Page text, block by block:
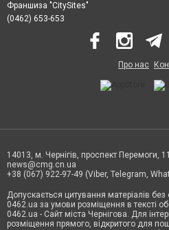
Франшиза "CitySites"
(0462) 653-653
Про нас
14013, м. Чернігів, проспект Перемоги,
news@cmg.cn.ua
+38 (067) 922-97-49 (Viber, Telegram,
Допускається цитування матеріалів
0462.ua за умови розміщення в тексті
0462.ua - Сайт міста Чернігова. Для
розміщення прямого, відкритого для